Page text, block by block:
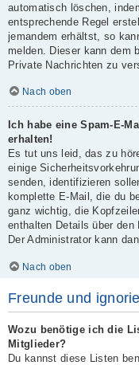
automatisch löschen,
entsprechende Regel
jemandem erhältst, so
melden. Dieser kann dem
Private Nachrichten zu
Nach oben
Ich habe eine Spam-E-
erhalten!
Es tut uns leid, das zu
einige
senden, identifizieren
komplette E-Mail, die du
ganz wichtig, die
enthalten Details über
Der Administrator kann
Nach oben
Freunde und
Wozu benötige ich die
Mitglieder?
Du kannst diese Listen